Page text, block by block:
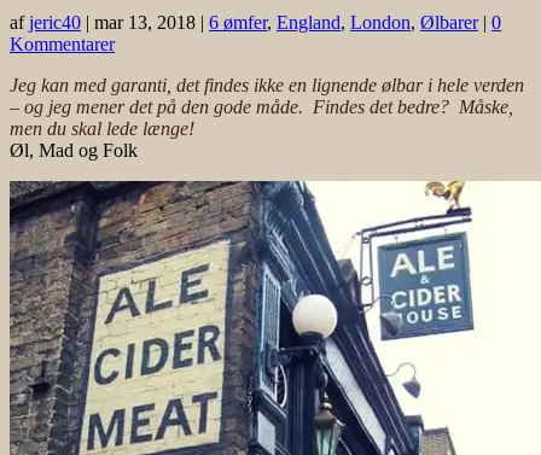
afjeric40 | mar 13, 2018 | 6 ømfer, England, London, Ølbarer| 0
Kommentarer
Jeg kan med garanti, det findes ikke en lignende ølbar i hele verden
– og jeg mener det på den gode måde. Findes det bedre? Måske,
men du skal lede længe!
Øl, Mad og Folk